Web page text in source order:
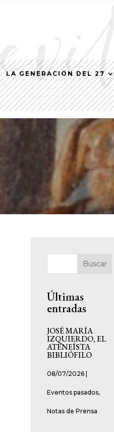
LA GENERACIÓN DEL 27
Buscar
Últimas
entradas
JOSÉ MARÍA
IZQUIERDO, EL
ATENEÍSTA
BIBLIÓFILO
08/07/2026
Eventos pasados,
Notas de Prensa